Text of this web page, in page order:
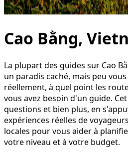
Cao Bằng,
La plupart des guides sur Cao
un paradis caché, mais peu
réellement, à quel point les
vous avez besoin d'un guide.
questions et bien plus, en
expériences réelles de
locales pour vous aider à
votre niveau et à votre budget.